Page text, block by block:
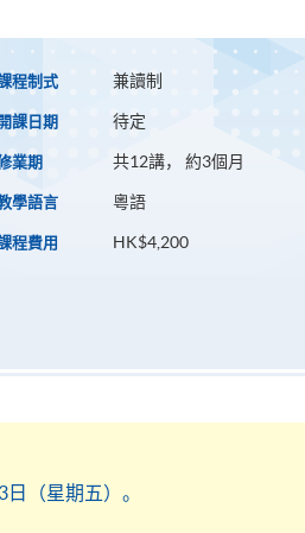
程制式 兼讀制
開課日期 待定
業期 共12講， 約3個月
學語言 粵語
程費用 HK$4,200
（星期五）。